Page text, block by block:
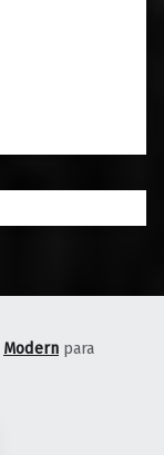
Modern para